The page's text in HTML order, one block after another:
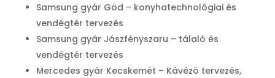
Samsung gyár Göd – konyhatechnológiai és
vendégtér tervezés
Samsung gyár Jászfényszaru – tálaló és
vendégtér tervezés
Mercedes gyár Kecskemét – Kávézó tervezés,